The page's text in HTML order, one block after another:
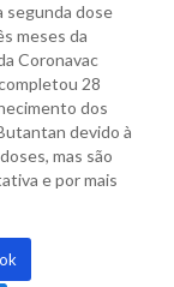
segunda dose
meses da
Coronavac
28
dos
devido à
mas são
e por mais